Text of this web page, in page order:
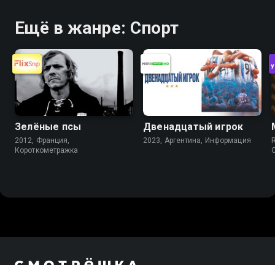
Ещё в жанре: Спорт
Зелёные псы
2012, Франция,
Короткометражка
Двенадцатый игрок
2023, Аргентина, Информация